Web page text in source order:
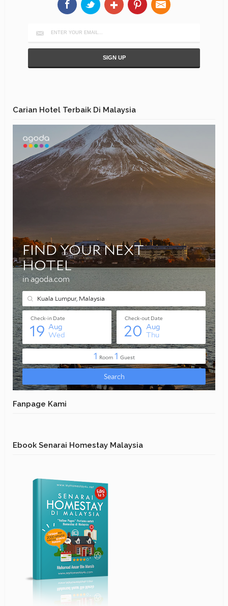
Carian Hotel Terbaik Di Malaysia
Fanpage Kami
Ebook Senarai Homestay Malaysia